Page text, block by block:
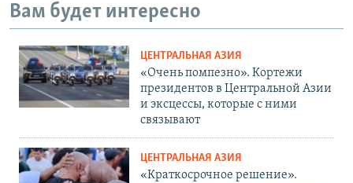
Вам будет интересно
ЦЕНТРАЛЬНАЯ АЗИЯ
«Очень помпезно». Кортежи
президентов в Центральной Азии
и эксцессы, которые с ними
связывают
ЦЕНТРАЛЬНАЯ АЗИЯ
«Краткосрочное решение».